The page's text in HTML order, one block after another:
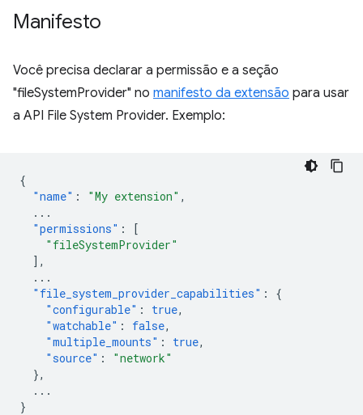
Manifesto
Você precisa declarar a permissão e a seção
"fileSystemProvider" no manifesto da extensão para usar
a API File System Provider. Exemplo:
{
"name" : "My extension" ,
...
"permissions" :
[
"fileSystemProvider"
],
...
"file_system_provider_capabilities" :
{
"configurable" : true,
"watchable" : false,
"multiple_mounts" : true,
"source" :
"network"
},
...
}